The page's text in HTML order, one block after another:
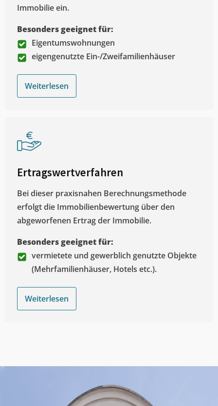
Immobilie ein.
Besonders geeignet für:
Eigentumswohnungen
eigengenutzte Ein-/Zweifamilienhäuser
Weiterlesen
Ertragswertverfahren
Bei dieser praxisnahen Berechnungsmethode
erfolgt die Immobilienbewertung über den
abgeworfenen Ertrag der Immobilie.
Besonders geeignet für:
vermietete und gewerblich genutzte Objekte
(Mehrfamilienhäuser, Hotels etc.).
Weiterlesen